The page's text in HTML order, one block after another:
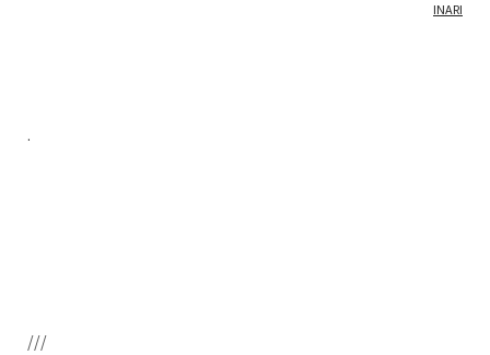
INARI
.
///